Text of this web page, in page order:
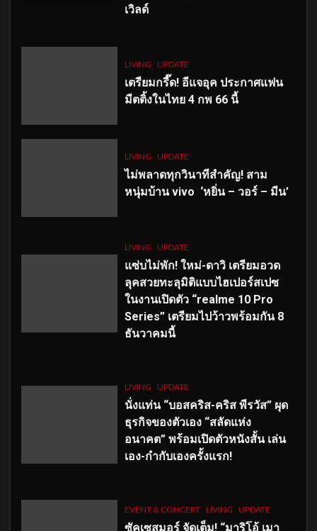
เวิลด์
LIVING UPDATE
เตรียมกรี๊ด! อีแจอุค ประกาศแฟน
มีตติ้งในไทย 4 กพ 66 นี้
LIVING UPDATE
ไม่พลาดทุกวินาทีสำคัญ! สาม
หนุ่มบ้าน vivo ‘หยิ่น – วอร์ – มีน’
LIVING UPDATE
แซ่บไม่พัก! ใหม่-ดาวิ เตรียมอวด
ลุคสวยทะลุมิติแบบไฮเปอร์สเปซ
ในงานเปิดตัว “realme 10 Pro
Series” เตรียมไปว้าวพร้อมกัน 8
ธันวาคมนี้
LIVING UPDATE
นั่งแท่น “บอสคริส-คริส พีรวัส” ผุด
ธุรกิจของตัวเอง “สลัดแห่ง
อนาคต” พร้อมเปิดตัวหนังสั้น เล่น
เอง-กำกับเองครั้งแรก!
EVENT & CONCERT LIVING UPDATE
ซัคเซสมอร์ จัดเต็ม! “มาริโอ้ เมา